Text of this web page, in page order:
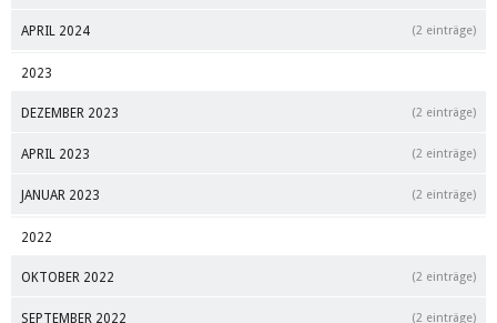
APRIL 2024 (2 einträge)
2023
DEZEMBER 2023 (2 einträge)
APRIL 2023 (2 einträge)
JANUAR 2023 (2 einträge)
2022
OKTOBER 2022 (2 einträge)
SEPTEMBER 2022 (2 einträge)